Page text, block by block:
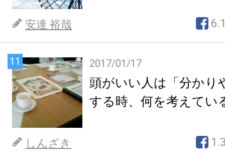
安達 裕哉
11 2017/01/17
頭がいい人は「分かり
する時、何を考えてい
しんざき